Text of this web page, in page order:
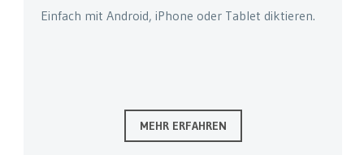
Einfach mit Android, iPhone oder Tablet diktieren.
MEHR ERFAHREN